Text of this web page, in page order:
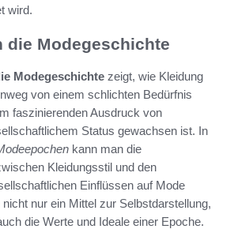
wird.
die Modegeschichte
Modegeschichte zeigt, wie Kleidung
von einem schlichten Bedürfnis
faszinierenden Ausdruck von
Status gewachsen ist. In
kann man die
Kleidungsstil und den
Einflüssen auf Mode
nur ein Mittel zur Selbstdarstellung,
die Werte und Ideale einer Epoche.